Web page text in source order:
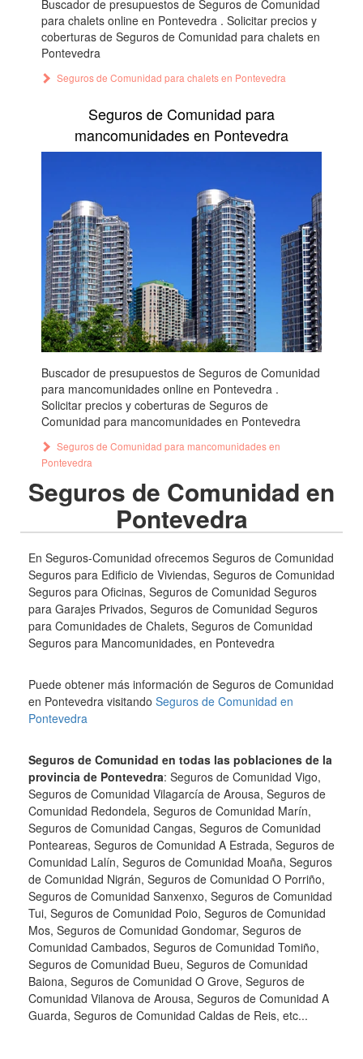
Buscador de presupuestos de Seguros de Comunidad
para chalets online en Pontevedra . Solicitar precios y
coberturas de Seguros de Comunidad para chalets en
Pontevedra
Seguros de Comunidad para chalets en Pontevedra
Seguros de Comunidad para
mancomunidades en Pontevedra
Buscador de presupuestos de Seguros de Comunidad
para mancomunidades online en Pontevedra .
Solicitar precios y coberturas de Seguros de
Comunidad para mancomunidades en Pontevedra
Seguros de Comunidad para mancomunidades en
Pontevedra
Seguros de Comunidad en
Pontevedra
En Seguros-Comunidad ofrecemos Seguros de Comunidad
Seguros para Edificio de Viviendas, Seguros de Comunidad
Seguros para Oficinas, Seguros de Comunidad Seguros
para Garajes Privados, Seguros de Comunidad Seguros
para Comunidades de Chalets, Seguros de Comunidad
Seguros para Mancomunidades, en Pontevedra
Puede obtener más información de Seguros de Comunidad
en Pontevedra visitando Seguros de Comunidad en
Pontevedra
Seguros de Comunidad en todas las poblaciones de la
provincia de Pontevedra: Seguros de Comunidad Vigo,
Seguros de Comunidad Vilagarcía de Arousa, Seguros de
Comunidad Redondela, Seguros de Comunidad Marín,
Seguros de Comunidad Cangas, Seguros de Comunidad
Ponteareas, Seguros de Comunidad A Estrada, Seguros de
Comunidad Lalín, Seguros de Comunidad Moaña, Seguros
de Comunidad Nigrán, Seguros de Comunidad O Porriño,
Seguros de Comunidad Sanxenxo, Seguros de Comunidad
Tui, Seguros de Comunidad Poio, Seguros de Comunidad
Mos, Seguros de Comunidad Gondomar, Seguros de
Comunidad Cambados, Seguros de Comunidad Tomiño,
Seguros de Comunidad Bueu, Seguros de Comunidad
Baiona, Seguros de Comunidad O Grove, Seguros de
Comunidad Vilanova de Arousa, Seguros de Comunidad A
Guarda, Seguros de Comunidad Caldas de Reis, etc...